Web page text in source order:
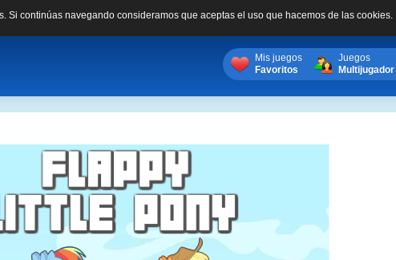
Si continúas navegando consideramos que aceptas el uso que hacemos de las cookies.
Mis juegos
Favoritos
Juegos
Multijugador